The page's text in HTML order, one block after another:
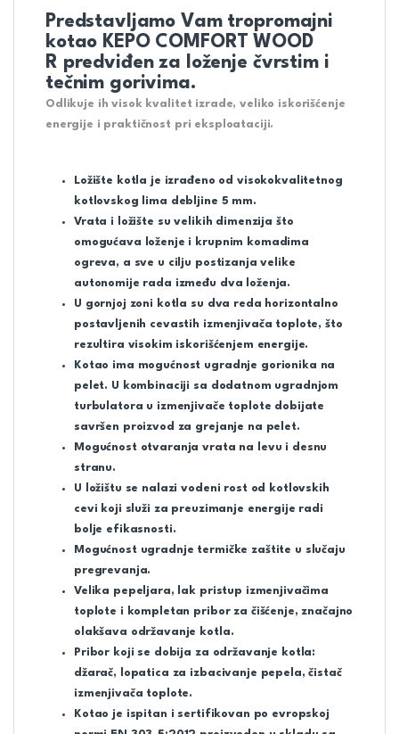
Predstavljamo Vam tropromajni
kotao KEPO COMFORT WOOD
R predviđen za loženje čvrstim i
tečnim gorivima.
Odlikuje ih visok kvalitet izrade, veliko iskorišćenje
energije i praktičnost pri eksploataciji.
Ložište kotla je izrađeno od visokokvalitetnog
kotlovskog lima debljine 5 mm.
Vrata i ložište su velikih dimenzija što
omogućava loženje i krupnim komadima
ogreva, a sve u cilju postizanja velike
autonomije rada između dva loženja.
U gornjoj zoni kotla su dva reda horizontalno
postavljenih cevastih izmenjivača toplote, što
rezultira visokim iskorišćenjem energije.
Kotao ima mogućnost ugradnje gorionika na
pelet. U kombinaciji sa dodatnom ugradnjom
turbulatora u izmenjivače toplote dobijate
savršen proizvod za grejanje na pelet.
Mogućnost otvaranja vrata na levu i desnu
stranu.
U ložištu se nalazi vodeni rost od kotlovskih
cevi koji služi za preuzimanje energije radi
bolje efikasnosti.
Mogućnost ugradnje termičke zaštite u slučaju
pregrevanja.
Velika pepeljara, lak pristup izmenjivačima
toplote i kompletan pribor za čišćenje, značajno
olakšava održavanje kotla.
Pribor koji se dobija za održavanje kotla:
džarač, lopatica za izbacivanje pepela, čistač
izmenjivača toplote.
Kotao je ispitan i sertifikovan po evropskoj